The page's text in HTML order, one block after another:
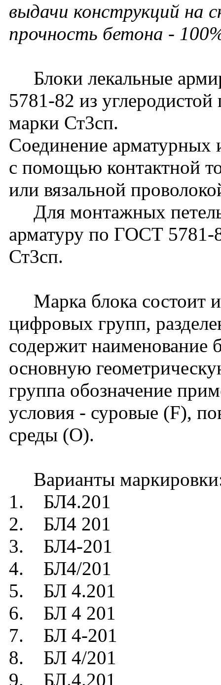
выдачи конструкций на
прочность бетона -
Блоки лекальные
5781-82 из углеродистой
марки Ст3сп.
Соединение арматурных
с помощью контактной
или вязальной
Для монтажных петель
арматуру по ГОСТ 5781-
Ст3сп.
Марка блока состоит
цифровых групп,
содержит наименование
основную
группа обозначение
условия - суровые (F),
среды (О).
Варианты
1. БЛ4.201
2. БЛ4 201
3. БЛ4-201
4. БЛ4/201
5. БЛ 4.201
6. БЛ 4 201
7. БЛ 4-201
8. БЛ 4/201
9. БЛ.4.201